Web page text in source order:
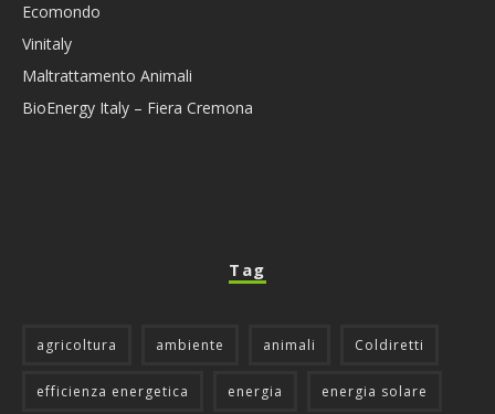
Ecomondo
Vinitaly
Maltrattamento Animali
BioEnergy Italy – Fiera Cremona
Tag
agricoltura ambiente animali Coldiretti
efficienza energetica energia energia solare